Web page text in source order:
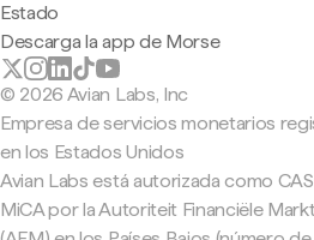
Estado
Descarga la app de Morse
© 2026 Avian Labs, Inc
Empresa de servicios monetarios
en los Estados Unidos
Avian Labs está autorizada como
MiCA por la Autoriteit Financiële